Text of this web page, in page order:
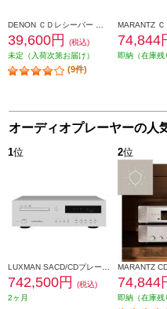
39,600円
(税込)
未定（入荷次第お届け）
(9件)
74,844
即納（在庫残
オーディオプレーヤーの人
1位
742,500円
(税込)
2ヶ月
2位
74,844
即納（在庫残